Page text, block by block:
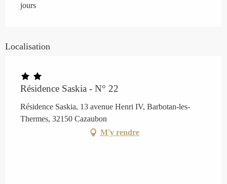
jours
Localisation
Résidence Saskia - N° 22
Résidence Saskia, 13 avenue Henri IV, Barbotan-les-
Thermes, 32150 Cazaubon
M'y rendre